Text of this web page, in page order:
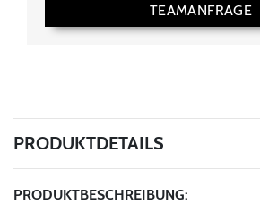
TEAMANFRAGE
PRODUKTDETAILS
PRODUKTBESCHREIBUNG: